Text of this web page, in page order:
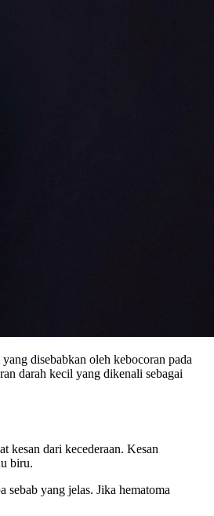
disebabkan oleh kebocoran pada
darah kecil yang dikenali sebagai
kesan dari kecederaan. Kesan
biru.
sebab yang jelas. Jika hematoma